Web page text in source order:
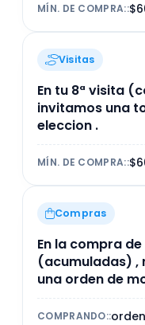
MÍN. DE COMPRA::
Visitas
En tu 8ª visita
invitamos una
eleccion .
MÍN. DE COMPRA::
Compras
En la compra
(acumuladas) ,
una orden de
COMPRANDO::